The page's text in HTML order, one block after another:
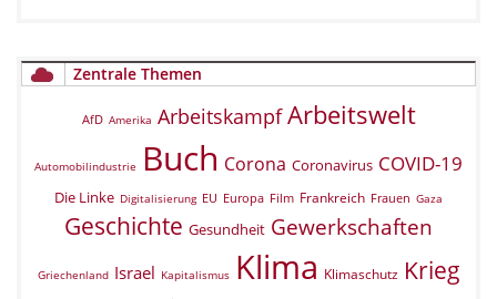
Zentrale Themen
AfD Amerika Arbeitskampf Arbeitswelt
Automobilindustrie Buch Corona Coronavirus COVID-19
Die Linke Digitalisierung EU Europa Film Frankreich Frauen Gaza
Geschichte Gesundheit Gewerkschaften
Griechenland Israel Kapitalismus Klima Klimaschutz Krieg